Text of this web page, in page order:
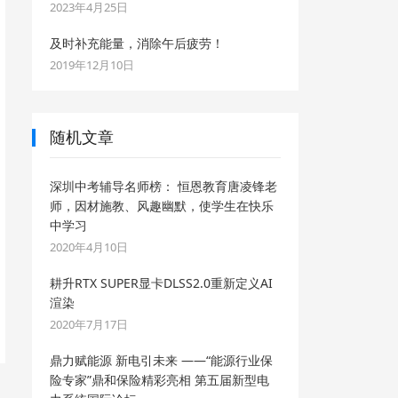
2023年4月25日
及时补充能量，消除午后疲劳！
2019年12月10日
随机文章
深圳中考辅导名师榜： 恒恩教育唐凌锋老
师，因材施教、风趣幽默，使学生在快乐
中学习
2020年4月10日
耕升RTX SUPER显卡DLSS2.0重新定义AI
渲染
2020年7月17日
鼎力赋能源 新电引未来 ——“能源行业保
险专家”鼎和保险精彩亮相 第五届新型电